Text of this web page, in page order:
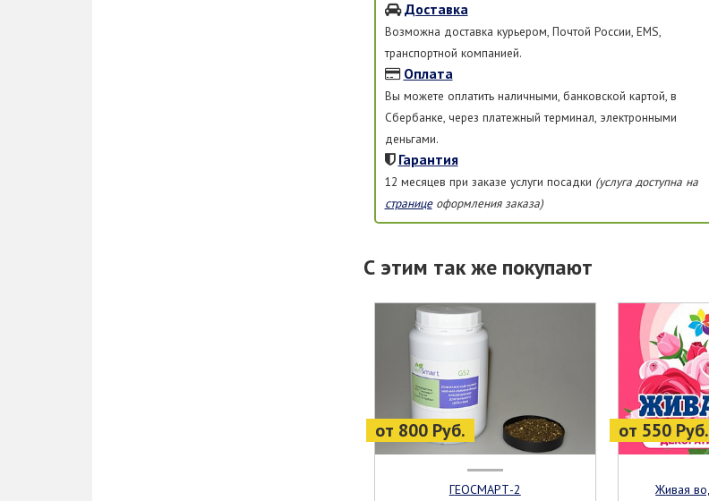
Доставка
Возможна доставка курьером, Почтой России, EMS,
транспортной компанией.
Оплата
Вы можете оплатить наличными, банковской картой, в
Сбербанке, через платежный терминал, электронными
деньгами.
Гарантия
12 месяцев при заказе услуги посадки (услуга доступна на
страницеоформления заказа)
С этим так же покупают
от 800 Руб.
ГЕОСМАРТ-2
от 550 Руб.
Живая вода для цветущих